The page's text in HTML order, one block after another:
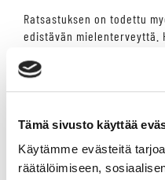
Tämä sivusto käyttää
Käytämme evästeitä
räätälöimiseen,
Ratsastuksen on todettu
edistävän mielenterveyttä.
eläimen läheisyys voi olla
työskentely vaatii
Ratsastus tarjoaa
HYVINVOINTIA